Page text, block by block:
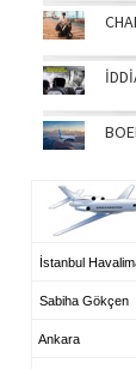
İstanbul
Sabiha Gökçen
Ankara